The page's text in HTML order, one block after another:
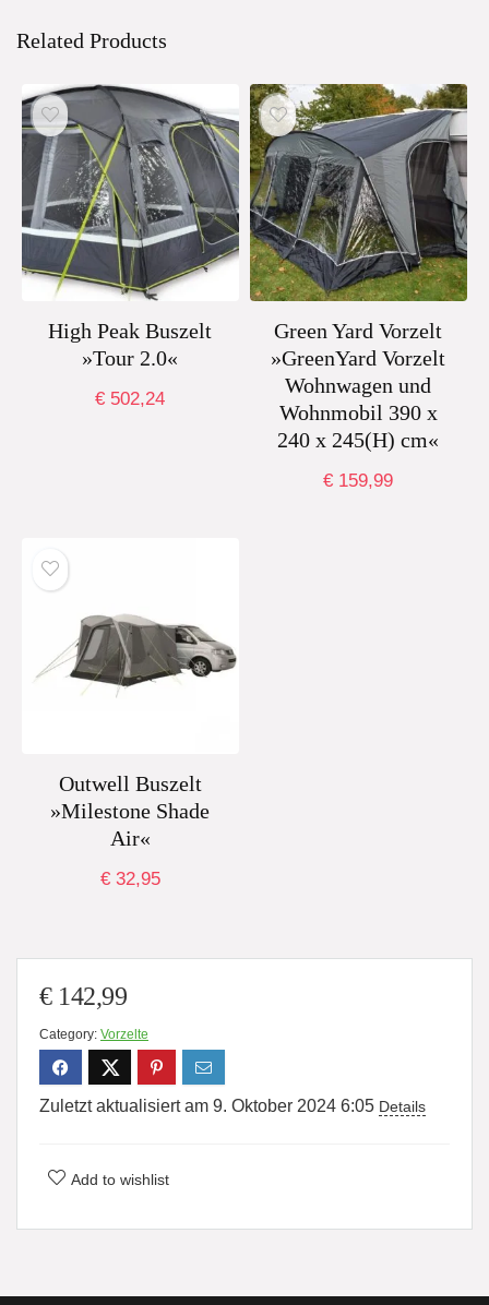
Related Products
High Peak Buszelt
»Tour 2.0«
€ 502,24
Green Yard Vorzelt
»GreenYard Vorzelt
Wohnwagen und
Wohnmobil 390 x
240 x 245(H) cm«
€ 159,99
Outwell Buszelt
»Milestone Shade
Air«
€32,95
€142,99
Category: Vorzelte
Zuletzt aktualisiert am 9. Oktober 2024 6:05 Details
Add to wishlist